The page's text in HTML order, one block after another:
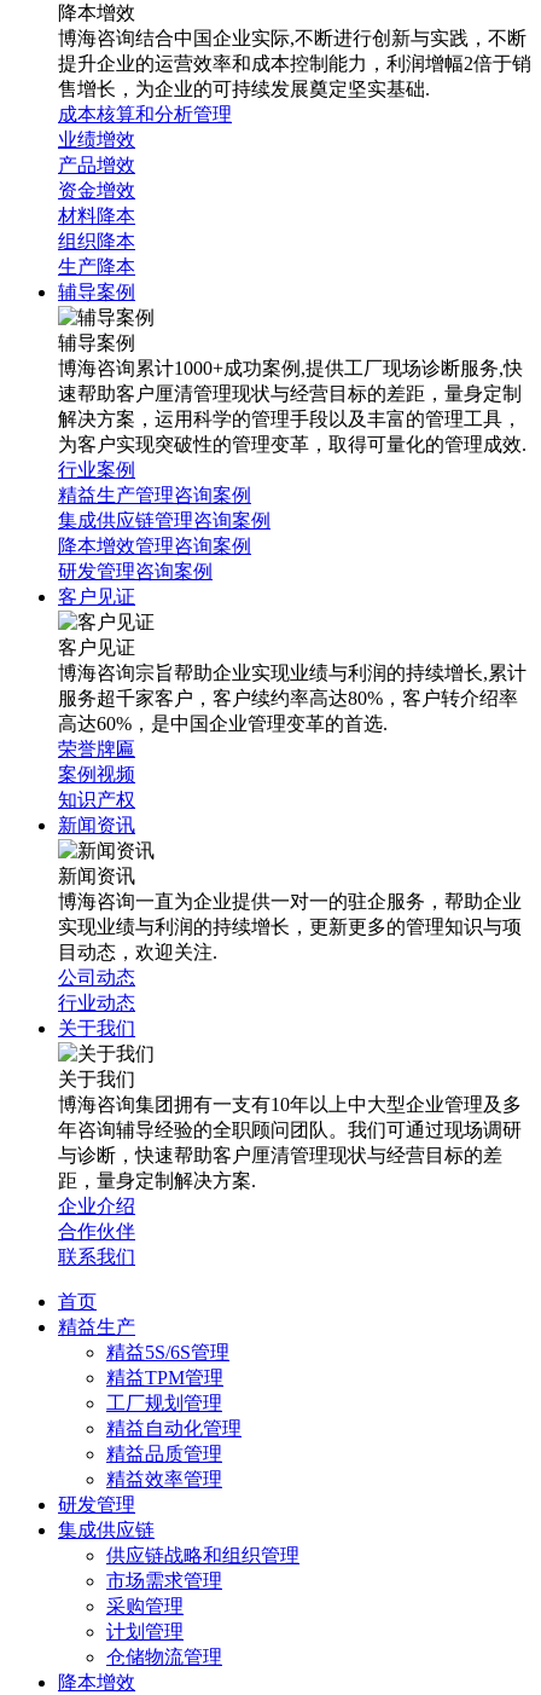
降本增效
博海咨询结合中国企业实际,不断进行创新与实践，不断
提升企业的运营效率和成本控制能力，利润增幅2倍于销
售增长，为企业的可持续发展奠定坚实基础.
成本核算和分析管理
业绩增效
产品增效
资金增效
材料降本
组织降本
生产降本
辅导案例
辅导案例
博海咨询累计1000+成功案例,提供工厂现场诊断服务,快
速帮助客户厘清管理现状与经营目标的差距，量身定制
解决方案，运用科学的管理手段以及丰富的管理工具，
为客户实现突破性的管理变革，取得可量化的管理成效.
行业案例
精益生产管理咨询案例
集成供应链管理咨询案例
降本增效管理咨询案例
研发管理咨询案例
客户见证
客户见证
博海咨询宗旨帮助企业实现业绩与利润的持续增长,累计
服务超千家客户，客户续约率高达80%，客户转介绍率
高达60%，是中国企业管理变革的首选.
荣誉牌匾
案例视频
知识产权
新闻资讯
新闻资讯
博海咨询一直为企业提供一对一的驻企服务，帮助企业
实现业绩与利润的持续增长，更新更多的管理知识与项
目动态，欢迎关注.
公司动态
行业动态
关于我们
关于我们
博海咨询集团拥有一支有10年以上中大型企业管理及多
年咨询辅导经验的全职顾问团队。我们可通过现场调研
与诊断，快速帮助客户厘清管理现状与经营目标的差
距，量身定制解决方案.
企业介绍
合作伙伴
联系我们
首页
精益生产
精益5S/6S管理
精益TPM管理
工厂规划管理
精益自动化管理
精益品质管理
精益效率管理
研发管理
集成供应链
供应链战略和组织管理
市场需求管理
采购管理
计划管理
仓储物流管理
降本增效